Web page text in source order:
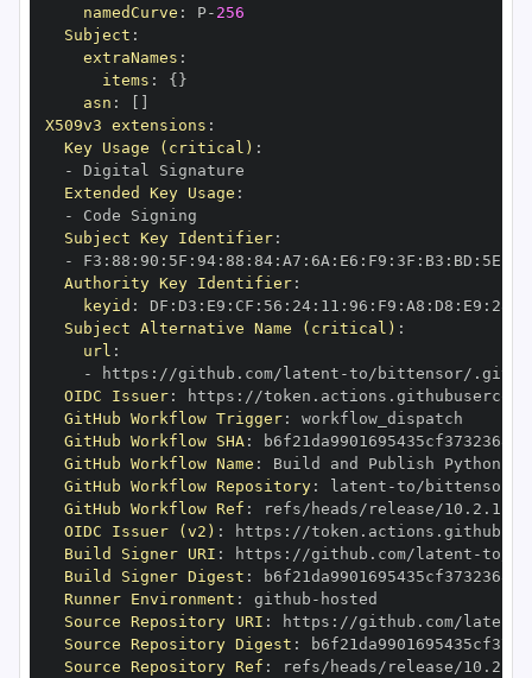
namedCurve : P- 256
Subject :
extraNames :
items : { }
asn :
X509v3 extensions :
Key Usage (critical) :
-
Extended Key Usage :
-
Subject Key Identifier:
-
F3 : 88 : 90 : 5F : 94: 88 : 84: A7 : 6A : E6 : F9 : 3F : B3 : BD : 5E
Authority Key Identifier:
keyid : DF : D3 : E9 : CF : 56 : 24: 11 : 96 : F9 : A8 : D8 : E9 : 28
Subject Alternative Name (critical) :
url :
-
https : //github.com/latent -
OIDC Issuer: https :
GitHub Workflow Trigger:
GitHub Workflow SHA:
GitHub Workflow Name :
GitHub Workflow Repository: latent -
GitHub Workflow Ref :
OIDC Issuer (v2) : https :
Build Signer URI : https : //github.com/latent -
Build Signer Digest :
Runner Environment : github -
Source Repository URI : https : //github.com/latent
Source Repository Digest :
Source Repository Ref :